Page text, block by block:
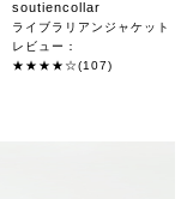
soutiencollar
ライブラリアンジャケット
レビュー：
★★★★☆(107)